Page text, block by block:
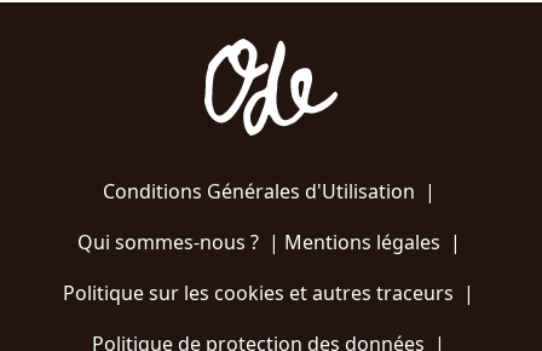
Conditions Générales d'Utilisation |
Qui sommes-nous ?| Mentions légales |
Politique sur les cookies et autres traceurs |
Politique de protection des données |